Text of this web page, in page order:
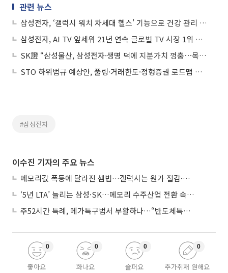
관련 뉴스
삼성전자, ‘갤럭시 워치 차세대 헬스’ 기능으로 건강 관리 경험 강화
삼성전자, AI TV 앞세워 21년 연속 글로벌 TV 시장 1위 지킨다
SK證 “삼성물산, 삼성전자·생명 덕에 지분가치 껑충⋯목표가 59만원 상향”
STO 하위법규 예상안, 풀링·거래한도·정형증권 로드맵 제시
#삼성전자
이수진 기자의 주요 뉴스
메모리값 폭등에 달라진 셈법…갤럭시는 원가 절감·아이폰은 서비스 확대
‘5년 LTA’ 늘리는 삼성·SK…메모리 수주산업 전환 속 다른 셈법
주52시간 특례, 메가특구법서 부활하나…“반도체특별법 담겨야”
좋아요
0
화나요
0
슬퍼요
0
추가취재 원해요
0